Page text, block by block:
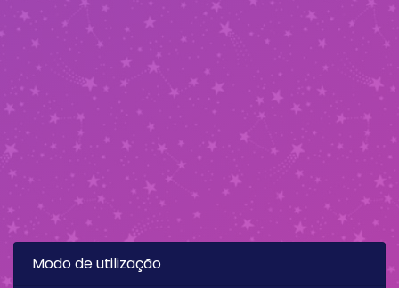
Modo de utilização